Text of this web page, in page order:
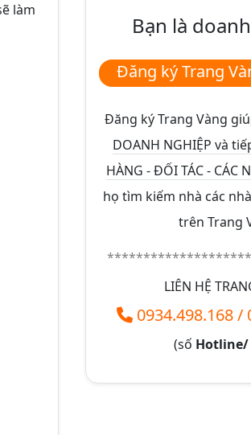
làm
Bạn là
Đăng ký Trang
Đăng ký Trang Vàng
DOANH NGHIỆP và
HÀNG - ĐỐI TÁC - CÁC
họ tìm kiếm nhà các
trên Trang
LIÊN HỆ
0934.498.168/
(số Hotline/